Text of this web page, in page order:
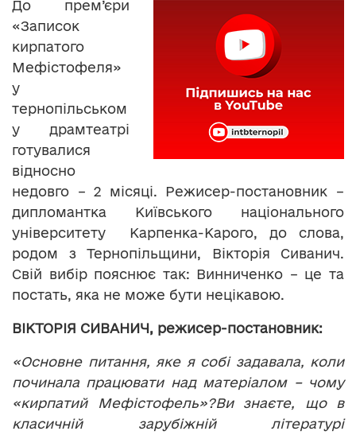
До прем’єри
«Записок
кирпатого
Мефістофеля»
у
тернопільськом
у драмтеатрі
готувалися
відносно
недовго – 2 місяці. Режисер-постановник –
дипломантка Київського національного
університету Карпенка-Карого, до слова,
родом з Тернопільщини, Вікторія Сиванич.
Свій вибір пояснює так: Винниченко – це та
постать, яка не може бути нецікавою.
ВІКТОРІЯ СИВАНИЧ, режисер-постановник:
«Основне питання, яке я собі задавала, коли
починала працювати над матеріалом – чому
«кирпатий Мефістофель»?Ви знаєте, що в
класичній зарубіжній літературі